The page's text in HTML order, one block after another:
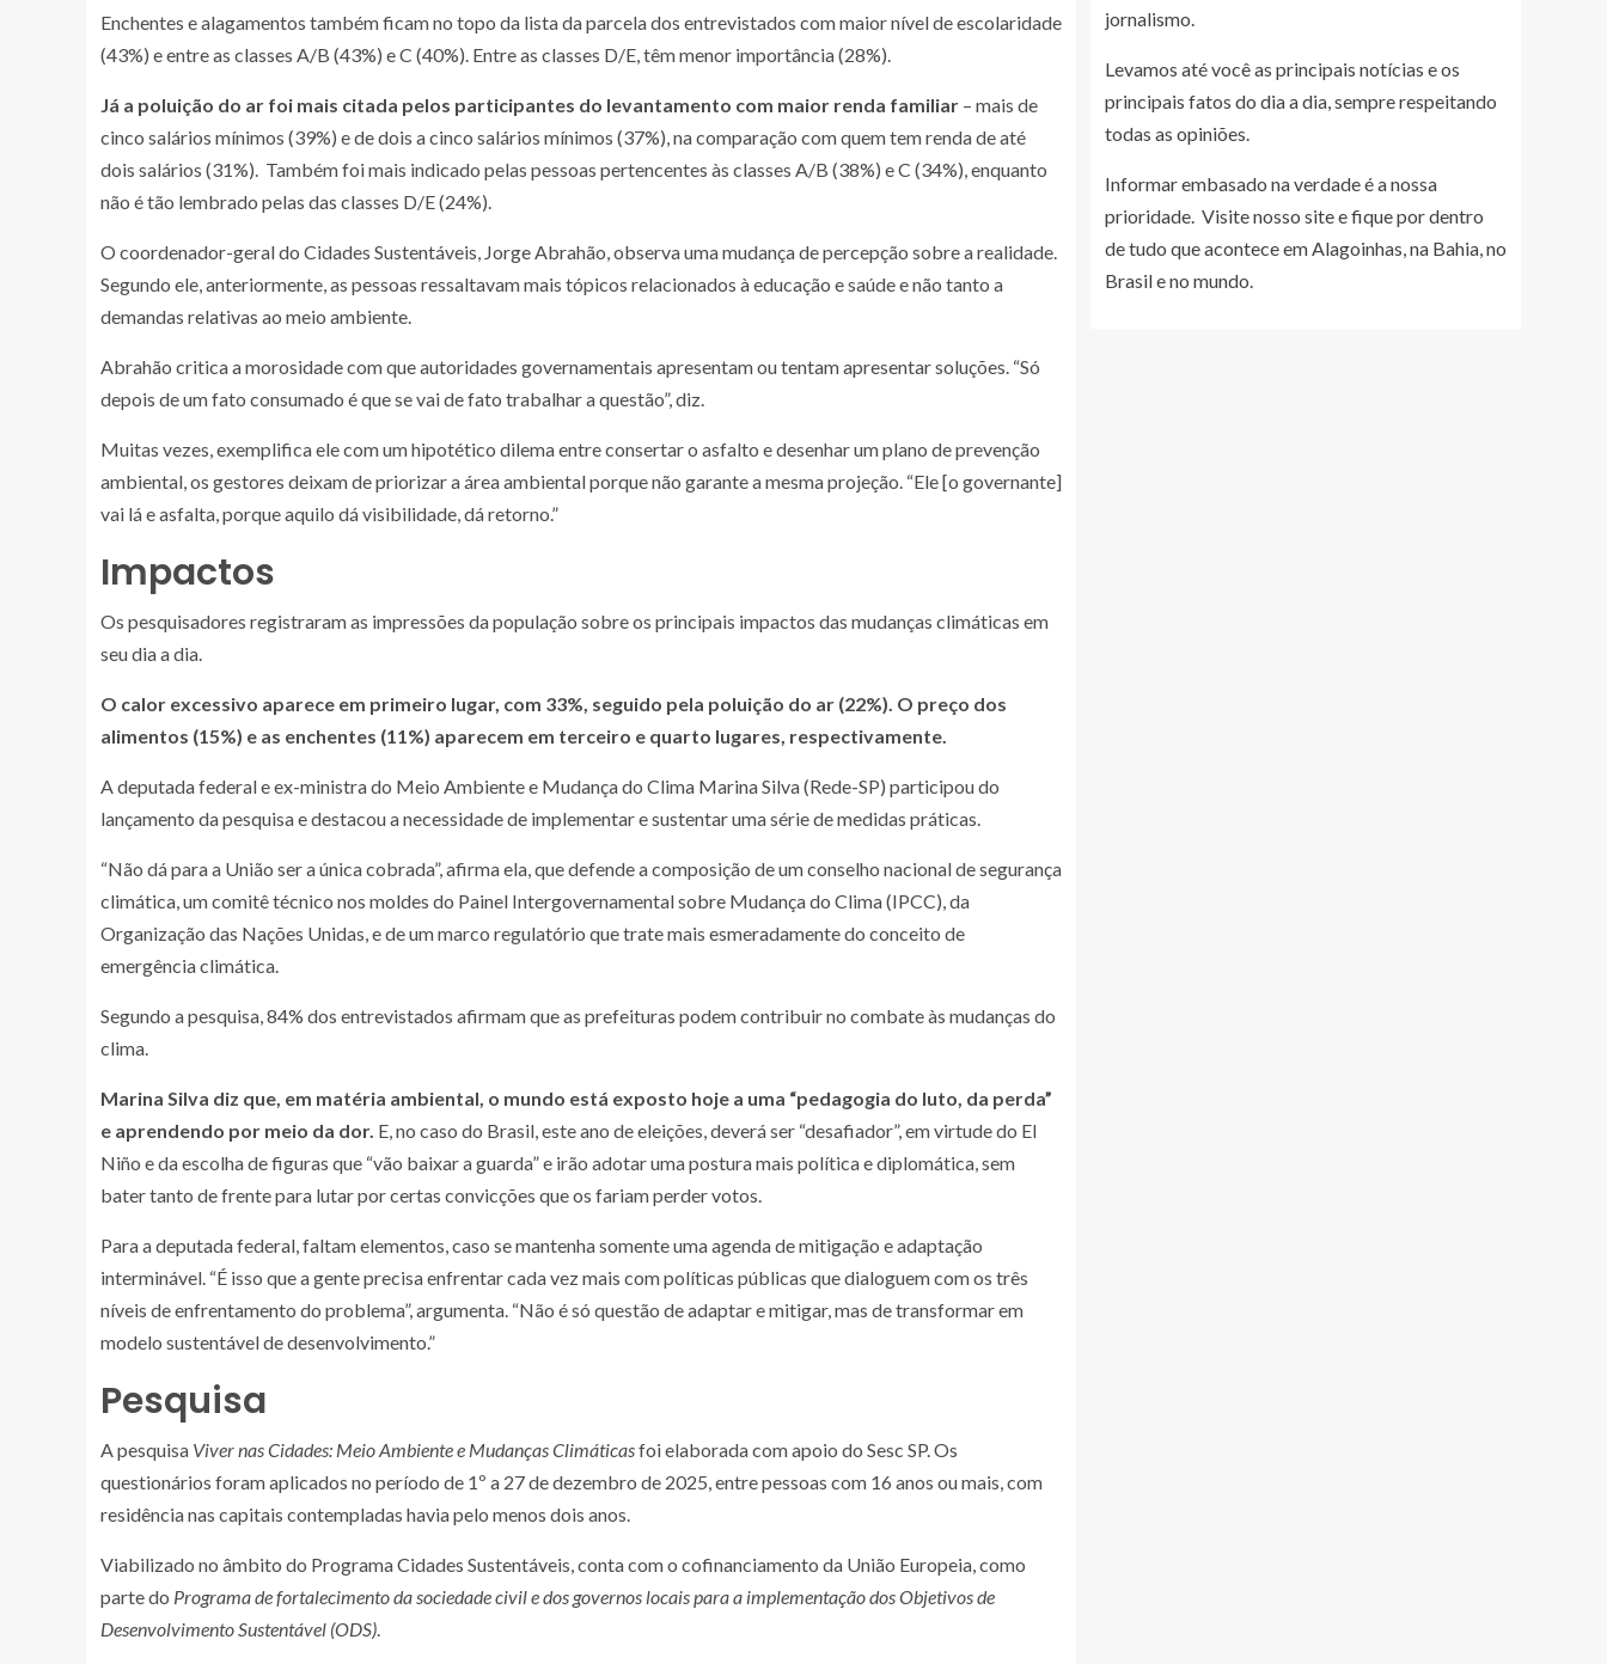
Enchentes e alagamentos também ficam no topo da lista da parcela dos entrevistados com maior nível de escolaridade
(43%) e entre as classes A/B (43%) e C (40%). Entre as classes D/E, têm menor importância (28%).
Já a poluição do ar foi mais citada pelos participantes do levantamento com maior renda familiar – mais de
cinco salários mínimos (39%) e de dois a cinco salários mínimos (37%), na comparação com quem tem renda de até
dois salários (31%). Também foi mais indicado pelas pessoas pertencentes às classes A/B (38%) e C (34%), enquanto
não é tão lembrado pelas das classes D/E (24%).
O coordenador-geral do Cidades Sustentáveis, Jorge Abrahão, observa uma mudança de percepção sobre a realidade.
Segundo ele, anteriormente, as pessoas ressaltavam mais tópicos relacionados à educação e saúde e não tanto a
demandas relativas ao meio ambiente.
Abrahão critica a morosidade com que autoridades governamentais apresentam ou tentam apresentar soluções. “Só
depois de um fato consumado é que se vai de fato trabalhar a questão”, diz.
Muitas vezes, exemplifica ele com um hipotético dilema entre consertar o asfalto e desenhar um plano de prevenção
ambiental, os gestores deixam de priorizar a área ambiental porque não garante a mesma projeção. “Ele [o governante]
vai lá e asfalta, porque aquilo dá visibilidade, dá retorno.”
Impactos
Os pesquisadores registraram as impressões da população sobre os principais impactos das mudanças climáticas em
seu dia a dia.
O calor excessivo aparece em primeiro lugar, com 33%, seguido pela poluição do ar (22%). O preço dos
alimentos (15%) e as enchentes (11%) aparecem em terceiro e quarto lugares, respectivamente.
A deputada federal e ex-ministra do Meio Ambiente e Mudança do Clima Marina Silva (Rede-SP) participou do
lançamento da pesquisa e destacou a necessidade de implementar e sustentar uma série de medidas práticas.
“Não dá para a União ser a única cobrada”, afirma ela, que defende a composição de um conselho nacional de segurança
climática, um comitê técnico nos moldes do Painel Intergovernamental sobre Mudança do Clima (IPCC), da
Organização das Nações Unidas, e de um marco regulatório que trate mais esmeradamente do conceito de
emergência climática.
Segundo a pesquisa, 84% dos entrevistados afirmam que as prefeituras podem contribuir no combate às mudanças do
clima.
Marina Silva diz que, em matéria ambiental, o mundo está exposto hoje a uma “pedagogia do luto, da perda”
e aprendendo por meio da dor. E, no caso do Brasil, este ano de eleições, deverá ser “desafiador”, em virtude do El
Niño e da escolha de figuras que “vão baixar a guarda” e irão adotar uma postura mais política e diplomática, sem
bater tanto de frente para lutar por certas convicções que os fariam perder votos.
Para a deputada federal, faltam elementos, caso se mantenha somente uma agenda de mitigação e adaptação
interminável. “É isso que a gente precisa enfrentar cada vez mais com políticas públicas que dialoguem com os três
níveis de enfrentamento do problema”, argumenta. “Não é só questão de adaptar e mitigar, mas de transformar em
modelo sustentável de desenvolvimento.”
Pesquisa
A pesquisa Viver nas Cidades: Meio Ambiente e Mudanças Climáticasfoi elaborada com apoio do Sesc SP. Os
questionários foram aplicados no período de 1º a 27 de dezembro de 2025, entre pessoas com 16 anos ou mais, com
residência nas capitais contempladas havia pelo menos dois anos.
Viabilizado no âmbito do Programa Cidades Sustentáveis, conta com o cofinanciamento da União Europeia, como
parte do Programa de fortalecimento da sociedade civil e dos governos locais para a implementação dos Objetivos de
Desenvolvimento Sustentável (ODS)
jornalismo.
Levamos até você as principais notícias e os
principais fatos do dia a dia, sempre respeitando
todas as opiniões.
Informar embasado na verdade é a nossa
prioridade. Visite nosso site e fique por dentro
de tudo que acontece em Alagoinhas, na Bahia, no
Brasil e no mundo.